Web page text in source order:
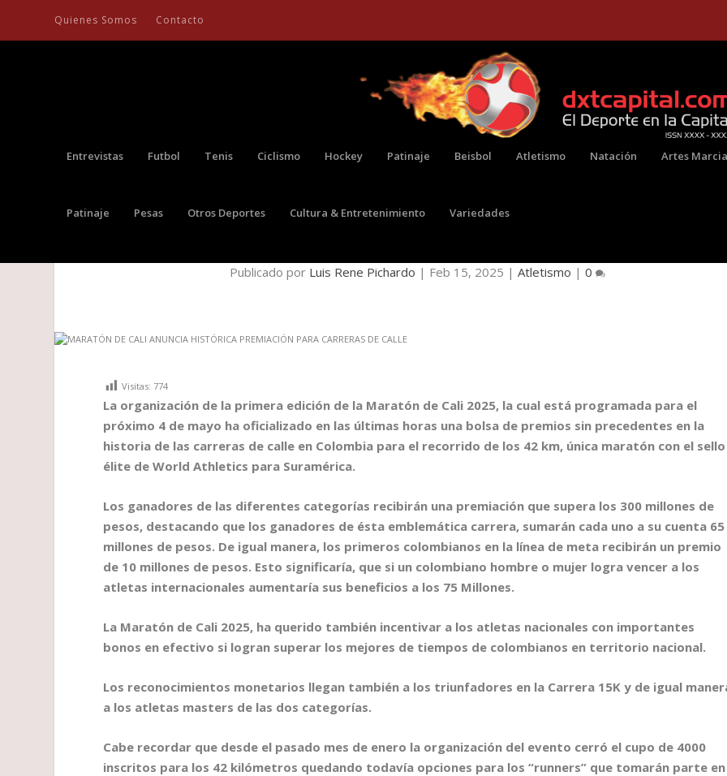
Quienes Somos Contacto
Entrevistas Futbol Tenis Ciclismo Hockey Patinaje Beisbol Atletismo Natación Artes
Patinaje Pesas Otros Deportes Cultura & Entretenimiento Variedades
Publicado por Luis Rene Pichardo | Feb 15, 2025 |Atletismo |0
Visitas: 774
La organización de la primera edición de la Maratón de Cali 2025, la cual está programada para el
próximo 4 de mayo ha oficializado en las últimas horas una bolsa de premios sin precedentes en la
historia de las carreras de calle en Colombia para el recorrido de los 42 km, única maratón con el sello
élite de World Athletics para Suramérica.
Los ganadores de las diferentes categorías recibirán una premiación que supera los 300 millones de
pesos, destacando que los ganadores de ésta emblemática carrera, sumarán cada uno a su cuenta 65
millones de pesos. De igual manera, los primeros colombianos en la línea de meta recibirán un premio
de 10 millones de pesos. Esto significaría, que si un colombiano hombre o mujer logra vencer a los
atletas internacionales aumentaría sus beneficios a los 75 Millones.
La Maratón de Cali 2025, ha querido también incentivar a los atletas nacionales con importantes
bonos en efectivo si logran superar los mejores de tiempos de colombianos en territorio nacional.
Los reconocimientos monetarios llegan también a los triunfadores en la Carrera 15K y de igual
a los atletas masters de las dos categorías.
Cabe recordar que desde el pasado mes de enero la organización del evento cerró el cupo de 4000
inscritos para los 42 kilómetros quedando todavía opciones para los “runners” que tomarán parte en